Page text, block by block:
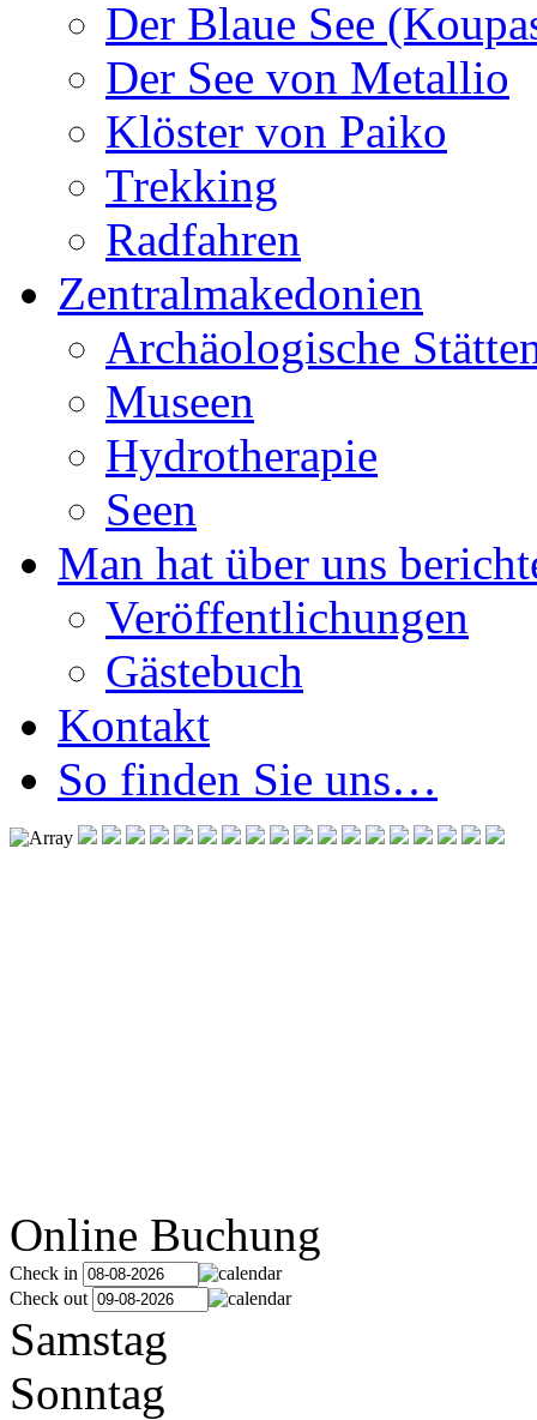
Der Blaue See
Der See von Metallio
Klöster von Paiko
Trekking
Radfahren
Zentralmakedonien
Archäologische
Museen
Hydrotherapie
Seen
Man hat über uns
Veröffentlichungen
Gästebuch
Kontakt
So finden Sie uns…
Online Buchung
Check in
Check out
Samstag
Sonntag